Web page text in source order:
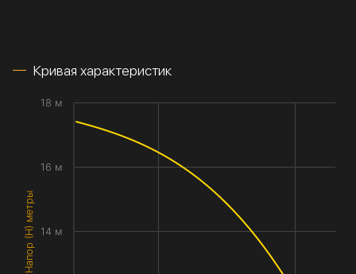
Кривая характеристик
Напор (H) метры 14 м
16 м
18 м